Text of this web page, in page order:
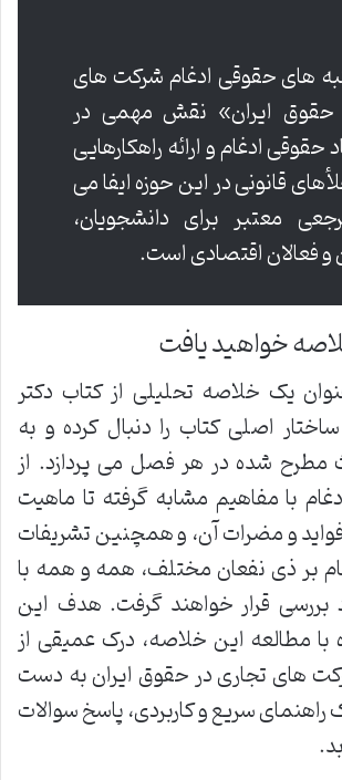
های حقوقی ادغام شرکت های
حقوق ایران» نقش مهمی در
حقوقی ادغام و ارائه راهکارهایی
قانونی در این حوزه ایفا می
معتبر برای دانشجویان،
و فعالان اقتصادی است.
خواهید یافت
یک خلاصه تحلیلی از کتاب دکتر
اصلی کتاب را دنبال کرده و به
شده در هر فصل می پردازد. از
با مفاهیم مشابه گرفته تا ماهیت
و مضرات آن، و همچنین تشریفات
بر ذی نفعان مختلف، همه و همه با
بررسی قرار خواهند گرفت. هدف این
مطالعه این خلاصه، درک عمیقی از
های تجاری در حقوق ایران به دست
راهنمای سریع و کاربردی، پاسخ سوالات